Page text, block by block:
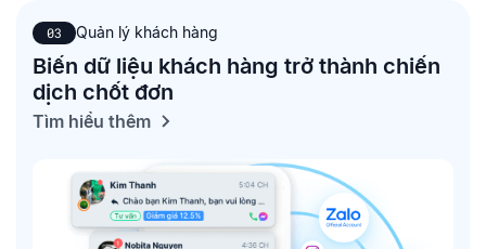
03 Quản lý khách hàng
Biến dữ liệu khách hàng trở thành chiến
dịch chốt đơn
Tìm hiểu thêm